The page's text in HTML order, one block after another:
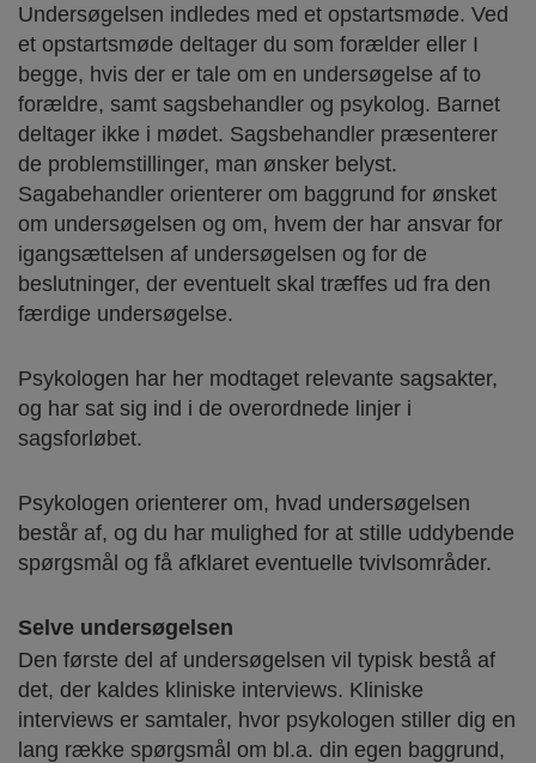
Undersøgelsen indledes med et opstartsmøde. Ved
et opstartsmøde deltager du som forælder eller I
begge, hvis der er tale om en undersøgelse af to
forældre, samt sagsbehandler og psykolog. Barnet
deltager ikke i mødet. Sagsbehandler præsenterer
de problemstillinger, man ønsker belyst.
Sagabehandler orienterer om baggrund for ønsket
om undersøgelsen og om, hvem der har ansvar for
igangsættelsen af undersøgelsen og for de
beslutninger, der eventuelt skal træffes ud fra den
færdige undersøgelse.
Psykologen har her modtaget relevante sagsakter,
og har sat sig ind i de overordnede linjer i
sagsforløbet.
Psykologen orienterer om, hvad undersøgelsen
består af, og du har mulighed for at stille uddybende
spørgsmål og få afklaret eventuelle tvivlsområder.
Selve undersøgelsen
Den første del af undersøgelsen vil typisk bestå af
det, der kaldes kliniske interviews. Kliniske
interviews er samtaler, hvor psykologen stiller dig en
lang række spørgsmål om bl.a. din egen baggrund,